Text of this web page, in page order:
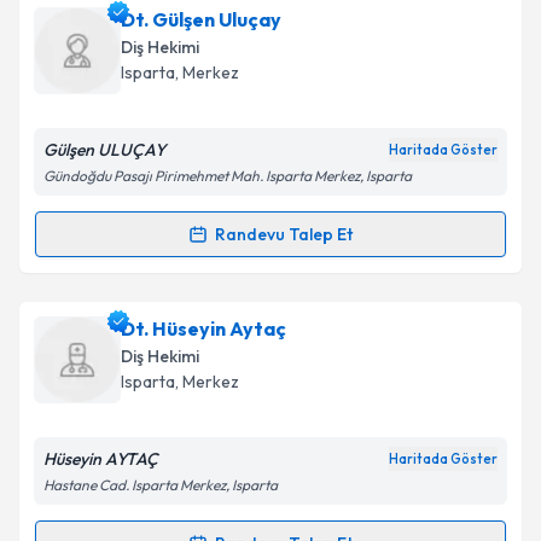
Dt. Asuman Başak Arıiçin randevu takvimi talebi
oluşturun. Size bu uzmandan randevu almanız için bir
takvim hazırlandığında e-posta ile bilgilendireceğiz.
Kişisel verilerimin işlenmesine ilişkin
Metni'ni okudum ve kişisel verilerimin belirtilen
Takvim Talebini Gönder
Dt. Gülşen Uluçay
Diş Hekimi
Isparta, Merkez
Gülşen ULUÇAY Haritada Göster
Gündoğdu Pasajı Pirimehmet Mah. Isparta Merkez, Isparta
Randevu Talep Et
Randevu Takvimi Talebi
Dt. Gülşen Uluçay için randevu takvimi talebi
oluşturun. Size bu uzmandan randevu almanız için bir
takvim hazırlandığında e-posta ile bilgilendireceğiz.
Dt. Hüseyin Aytaç
Diş Hekimi
Isparta, Merkez
Hüseyin AYTAÇ Haritada Göster
Hastane Cad. Isparta Merkez, Isparta